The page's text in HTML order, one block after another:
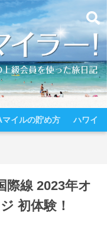
マイルの貯め方 ハワイ
際線 2023年オ
初体験！